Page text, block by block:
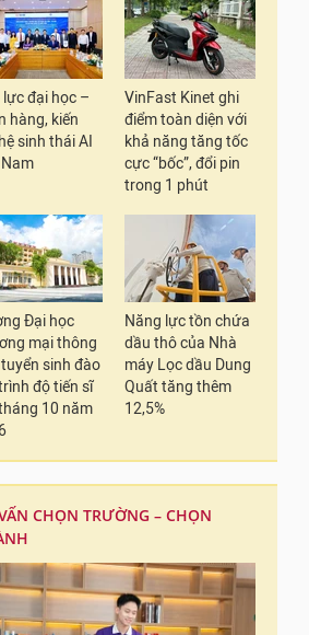
lực đại học –
hàng, kiến
sinh thái AI
VinFast Kinet ghi
điểm toàn diện với
khả năng tăng tốc
cực “bốc”, đổi pin
trong 1 phút
Đại học
mại thông
sinh đào
độ tiến sĩ
10 năm
Năng lực tồn chứa
dầu thô của Nhà
máy Lọc dầu Dung
Quất tăng thêm
12,5%
CHỌN TRƯỜNG – CHỌN